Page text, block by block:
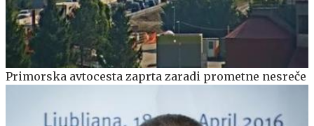
Primorska avtocesta zaprta zaradi prometne nesreče